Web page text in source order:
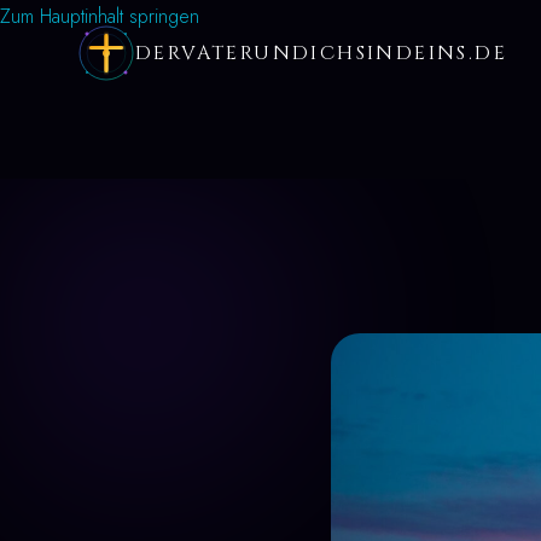
Zum Hauptinhalt springen
DERVATERUNDICHSINDEINS.DE